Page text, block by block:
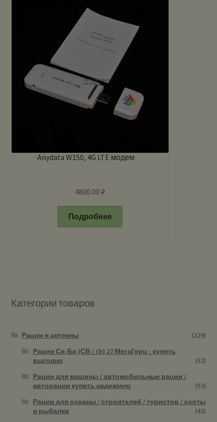
Anydata W150, 4G LTE модем
4800.00 ₽
Подробнее
Категории товаров
Рации и антенны
(229)
Рации Си-Би (СВ / cb) 27 МегаГерц - купить
выгодно
(52)
Рации для машины / автомобильные рации /
авторации купить надежную
(53)
Рации для охраны / строителей / туристов / охоты
и рыбалки
(43)